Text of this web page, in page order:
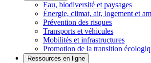
Eau, biodiversité et paysages
Énergie, climat, air, logement et
Prévention des risques
Transports et véhicules
Mobilités et infrastructures
Promotion de la transition
Ressources en ligne